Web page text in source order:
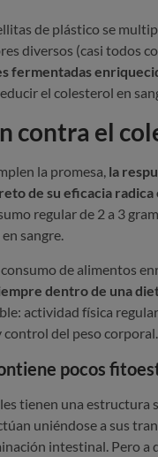
de plástico se
diversos (casi todos
fermentadas
el colesterol en
contra el
la promesa, la
de su eficacia
regular de 2 a 3
sangre.
de alimentos
dentro de una
actividad física
control del peso corporal.
pocos
tienen una
uniéndose a sus
intestinal. Pero